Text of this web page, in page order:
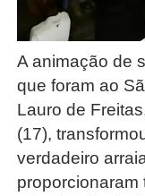
A animação de
que foram ao
Lauro de
(17),
verdadeiro
proporcionaram